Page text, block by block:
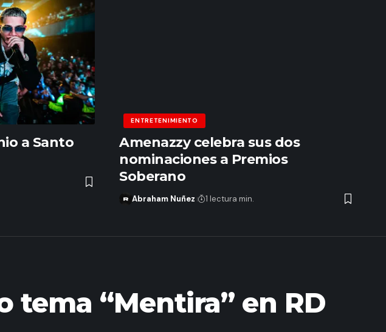
a Santo
ENTRETENIMIENTO
Amenazzy celebra sus dos
nominaciones a Premios
Soberano
Abraham Nuñez 1 lectura min.
tema “Mentira” en RD